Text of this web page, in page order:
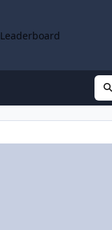
Leaderboard